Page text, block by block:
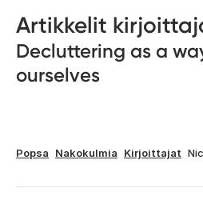
Artikkelit
Decluttering as a
ourselves
Popsa Nakokulmia Kirjoittajat